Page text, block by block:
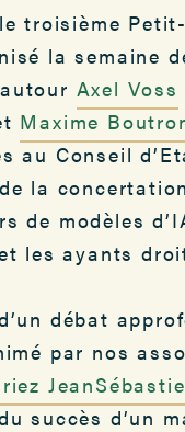
troisième
la semaine
Axel Voss
Maxime
au Conseil
la
de modèles
les ayants
débat
par nos
succès d’un